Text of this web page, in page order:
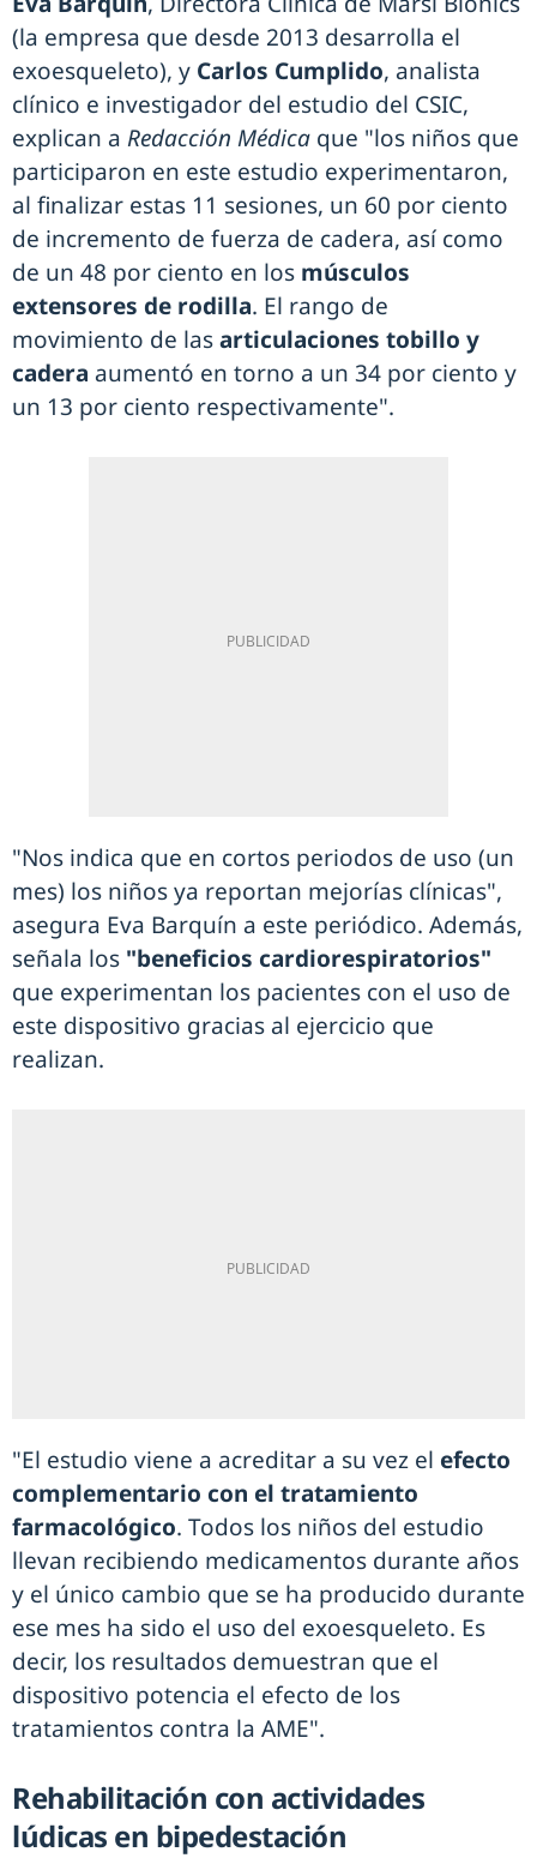
(la empresa que desde 2013 desarrolla el
exoesqueleto), y Carlos Cumplido, analista
clínico e investigador del estudio del CSIC,
explican a Redacción Médica que "los niños que
participaron en este estudio experimentaron,
al finalizar estas 11 sesiones, un 60 por ciento
de incremento de fuerza de cadera, así como
de un 48 por ciento en los músculos
extensores de rodilla. El rango de
movimiento de lasarticulaciones tobillo y
cadera aumentó en torno a un 34 por ciento y
un 13 por ciento respectivamente".
"Nos indica que en cortos periodos de uso (un
mes) los niños ya reportan mejorías clínicas",
asegura Eva Barquín a este periódico. Además,
señala los "beneficios cardiorespiratorios"
que experimentan los pacientes con el uso de
este dispositivo gracias al ejercicio que
realizan.
"El estudio viene a acreditar a su vez el efecto
complementario con el tratamiento
farmacológico. Todos los niños del estudio
llevan recibiendo medicamentos durante años
y el único cambio que se ha producido durante
ese mes ha sido el uso del exoesqueleto. Es
decir, los resultados demuestran que el
dispositivo potencia el efecto de los
tratamientos contra la AME".
Rehabilitación con actividades
lúdicas en bipedestación